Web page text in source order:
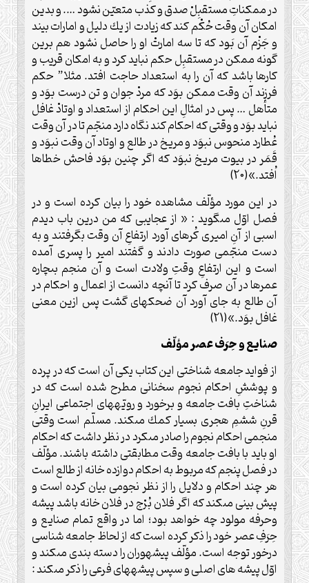
در ممكناتِ مستقبِلْ صدق و كذب متعيّن نشود …. و بدين
امكان آن وقت حُكْم كند كه زيادت از يك دليل و امارات بيند
و جَزْم آن بَود كه تا سه امارتْ او را حاصل نشود هم برين
گونه ممكن در مستقبِل حكم نبايد كرد و به امكان قريب و
كارها باشد كه آن را به استعداد حاجت افتد. مثلا” حكم
فرزند آن وقت ممكن بوَد كه مردْ جوان و تن درست بوَد و
متأهل … پس در امثالِ اين احكام از استعداد و اوتادْ غافل
نبايد بوَد و وقتى كه احكام كند نگاه دارد منجّم تا در آن وقت
عُطارد منحوس نبوَد و مريخ در طالع و اوتاد آن وقت نبوَد و
قَمَر در بيوت مريخ نبوَد كه اگر چنين بوَد فاحش خطاها
اُفتد.»(20)
در اين مورد مؤلّف مشاهده خود را بيان كرده است ‏و در
فصل اوّل مى‏گويد : « از عجايبى كه من درين باب ديدم
اسبى از آنِ اميرى كُره‏اى آورد ارتفاعِ آن وقت بگرفتند و به
دست منجّمى صورت دادند و گفتند امير را پسرى آمده
است و اين ارتفاعِ وقتِ ولادت است و آن منجم بى‏چاره
عمرها در آن صرف كرد تا آنچه دانست از اعمال و احكام در
آن طالع به جاى آورد آن ضحكه‏اى گشت پس ازين معنى
غافل بوَد.»(21)
صنايع و حِرَف عصر مؤلّف
از فوايد جامعه شناختى اين ‏كتاب يكى آن است كه در پرده
و پوششِ احكام نجوم سخنانى مطرح شده است ‏كه در
شناختِ بافت جامعه و برخورد و رويّه‏هاى اجتماعى ايرانِ
قرنِ ششمِ هجرى بسيار كمك مى‏كند. مسلّم است وقتى
منجمى احكام نجوم را صادر مى‏كرد در نظر داشت كه احكام
او بايد با بافت جامعه وقت مطابقتى داشته باشند. مؤلّف
در فصل پنجم كه مربوط به احكام دوازده خانه از طالع است
هر چند احكام و دلايل را از نظر نجومى بيان كرده است و
پيش بينى مى‏كند كه اگر فلان بُرْج در فلان خانه باشد پيشه
وحرفه مولود چه خواهد بود؛ اما در واقع تمام صنايع و
حِرَفِ عصر خود را ذكر كرده است كه از لحاظ جامعه شناسى
درخور توجه است. مؤلّف پيشه‏وران را دسته بندى مى‏كند و
اوّل پيشه هاى اصلى و سپس پيشه‏هاى فرعى را ذكر مى‏كند :